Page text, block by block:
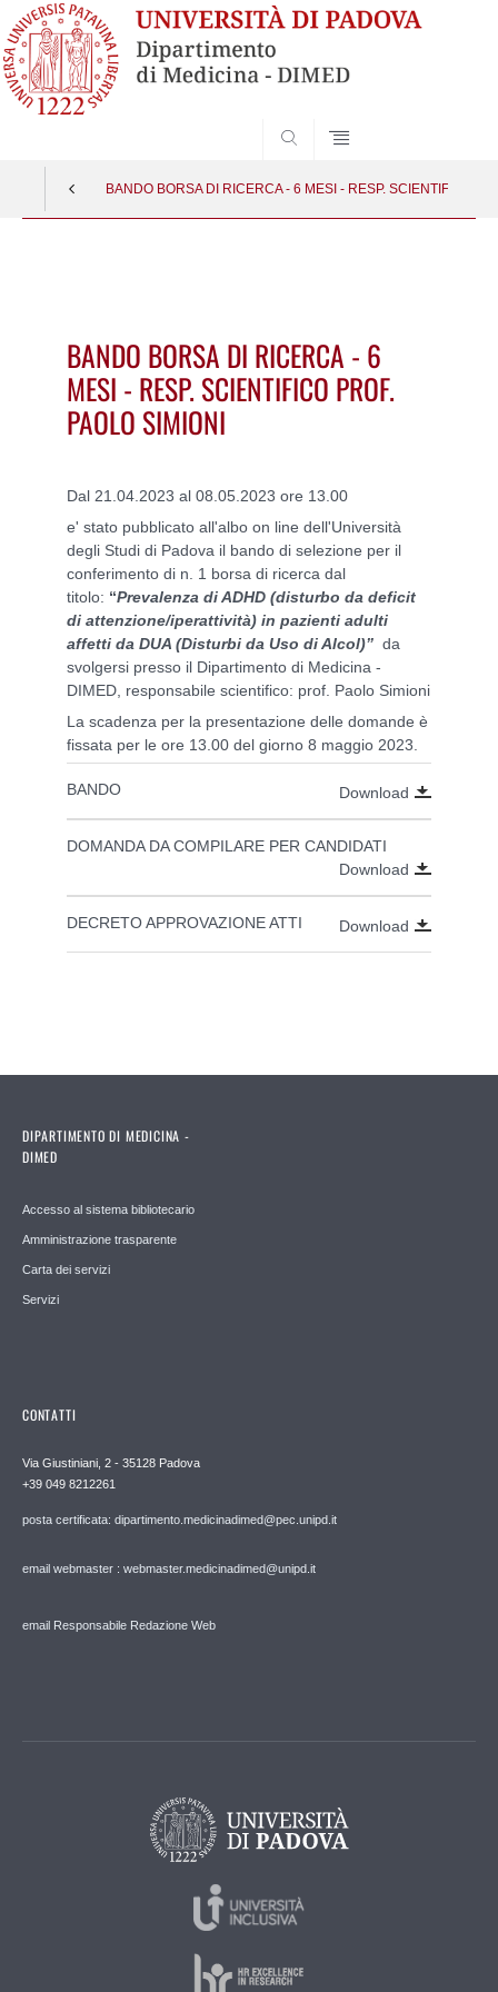
BANDO BORSA DI RICERCA - 6 MESI - RESP. SCIENTIFICO
BANDO BORSA DI RICERCA - 6
MESI - RESP. SCIENTIFICO PROF.
PAOLO SIMIONI
Dal 21.04.2023 al 08.05.2023 ore 13.00
e' stato pubblicato all'albo on line dell'Università
degli Studi di Padova il bando di selezione per il
conferimento di n. 1 borsa di ricerca dal
titolo: “Prevalenza di ADHD (disturbo da deficit
di attenzione/iperattività) in pazienti adulti
affetti da DUA (Disturbi da Uso di Alcol)” da
svolgersi presso il Dipartimento di Medicina -
DIMED, responsabile scientifico: prof. Paolo Simioni
La scadenza per la presentazione delle domande è
fissata per le ore 13.00 del giorno 8 maggio 2023.
BANDO Download
DOMANDA DA COMPILARE PER CANDIDATI
Download
DECRETO APPROVAZIONE ATTI Download
DIPARTIMENTO DI MEDICINA -
DIMED
Accesso al sistema bibliotecario
Amministrazione trasparente
Carta dei servizi
Servizi
CONTATTI
Via Giustiniani, 2 - 35128 Padova
+39 049 8212261
posta certificata: dipartimento.medicinadimed@pec.unipd.it
email webmaster : webmaster.medicinadimed@unipd.it
email Responsabile Redazione Web